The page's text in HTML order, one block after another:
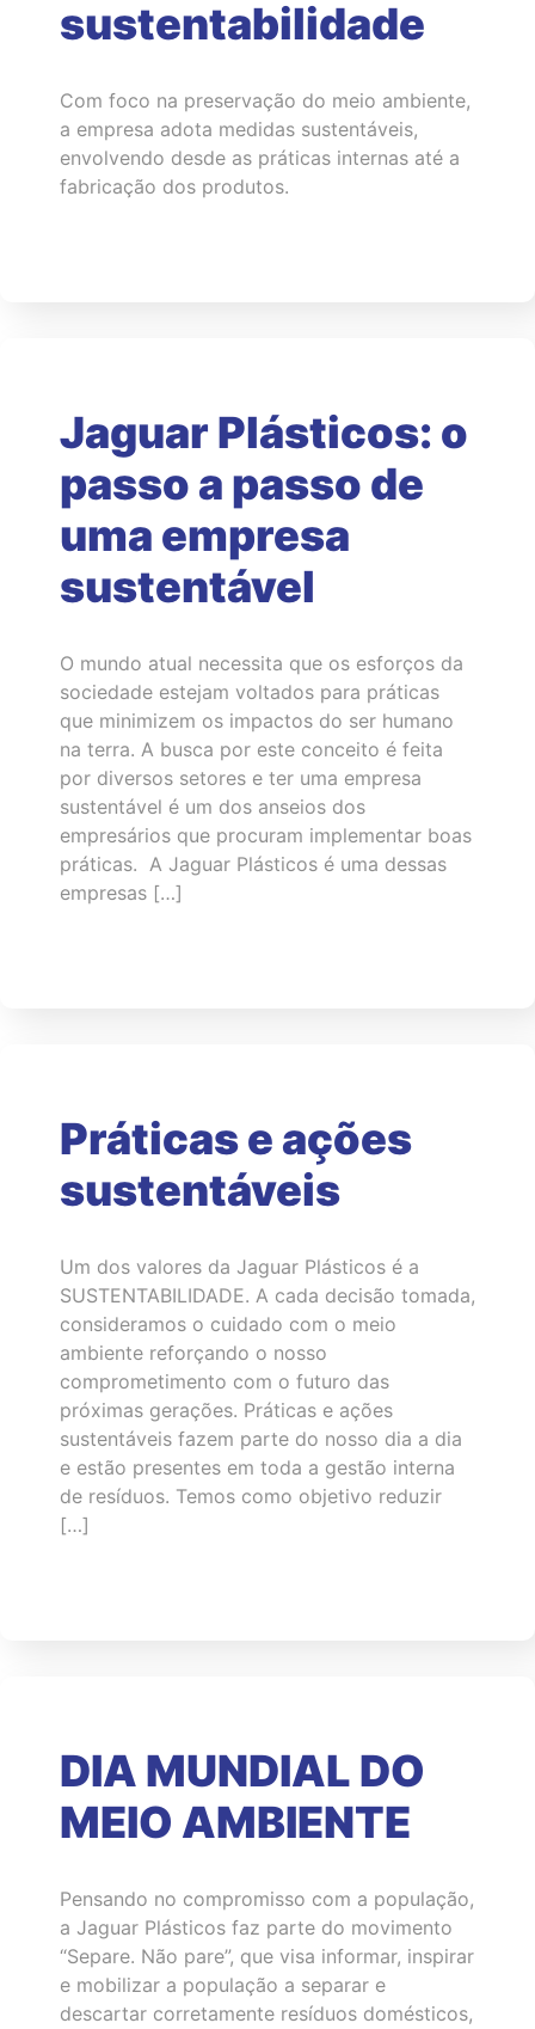
sustentabilidade
Com foco na preservação do meio ambiente,
a empresa adota medidas sustentáveis,
envolvendo desde as práticas internas até a
fabricação dos produtos.
Jaguar Plásticos: o
passo a passo de
uma empresa
sustentável
O mundo atual necessita que os esforços da
sociedade estejam voltados para práticas
que minimizem os impactos do ser humano
na terra. A busca por este conceito é feita
por diversos setores e ter uma empresa
sustentável é um dos anseios dos
empresários que procuram implementar boas
práticas. A Jaguar Plásticos é uma dessas
empresas […]
Práticas e ações
sustentáveis
Um dos valores da Jaguar Plásticos é a
SUSTENTABILIDADE. A cada decisão tomada,
consideramos o cuidado com o meio
ambiente reforçando o nosso
comprometimento com o futuro das
próximas gerações. Práticas e ações
sustentáveis fazem parte do nosso dia a dia
e estão presentes em toda a gestão interna
de resíduos. Temos como objetivo reduzir
[…]
DIA MUNDIAL DO
MEIO AMBIENTE
Pensando no compromisso com a população,
a Jaguar Plásticos faz parte do movimento
“Separe. Não pare”, que visa informar, inspirar
e mobilizar a população a separar e
descartar corretamente resíduos domésticos,